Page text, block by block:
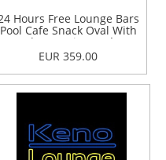
Hours Free Lounge Bars
Pool Cafe Snack Oval With
Border Enseigne Néon
EUR 359.00